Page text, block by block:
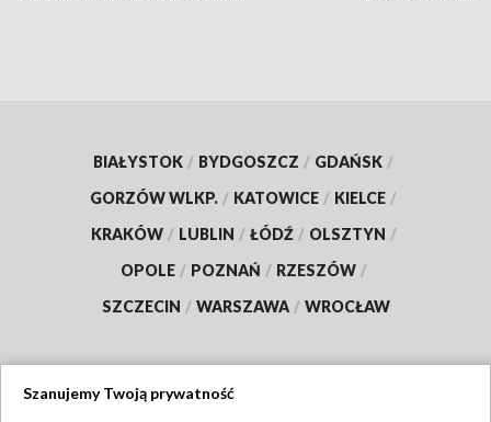
BIAŁYSTOK / BYDGOSZCZ / GDAŃSK /
GORZÓW WLKP. / KATOWICE / KIELCE /
KRAKÓW / LUBLIN / ŁÓDŹ / OLSZTYN /
OPOLE / POZNAŃ / RZESZÓW /
SZCZECIN / WARSZAWA / WROCŁAW
Szanujemy Twoją prywatność